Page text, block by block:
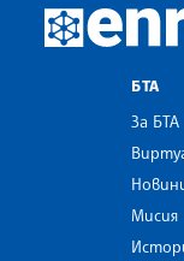
БТА
За БТА
Мисия